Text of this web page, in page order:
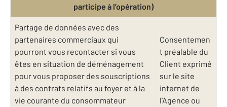
participe à l’opération)
Partage de données avec des
partenaires commerciaux qui
pourront vous recontacter si vous
êtes en situation de déménagement
pour vous proposer des souscriptions
à des contrats relatifs au foyer et à la
vie courante du consommateur
Consentemen
t préalable du
Client exprimé
sur le site
internet de
l’Agence ou